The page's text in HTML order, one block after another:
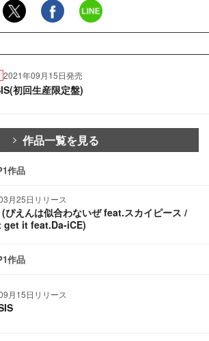
2021年09月15日発売
初回生産限定盤)
作品一覧を見る
作品
月25日リリース
(ぴえんは似合わないぜ feat.スカイピース /
it feat.Da-iCE)
作品
月15日リリース